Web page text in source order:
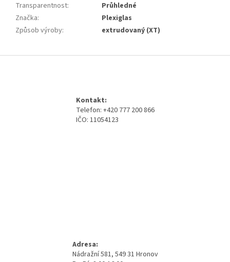
Transparentnost:
Průhledné
Značka:
Plexiglas
Způsob výroby: extrudovaný (XT)
Kontakt:
Telefon: +420 777 200 866
IČO: 11054123
Adresa:
Nádražní 581, 549 31 Hronov